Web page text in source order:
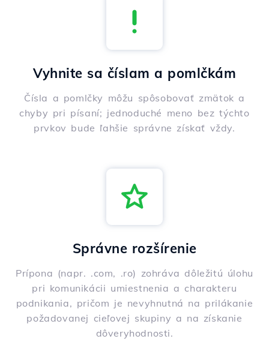
Vyhnite sa číslam a pomlčkám
Čísla a pomlčky môžu spôsobovať zmätok a
chyby pri písaní; jednoduché meno bez týchto
prvkov bude ľahšie správne získať vždy.
Správne rozšírenie
Prípona (napr. .com, .ro) zohráva dôležitú úlohu
pri komunikácii umiestnenia a charakteru
podnikania, pričom je nevyhnutná na prilákanie
požadovanej cieľovej skupiny a na získanie
dôveryhodnosti.